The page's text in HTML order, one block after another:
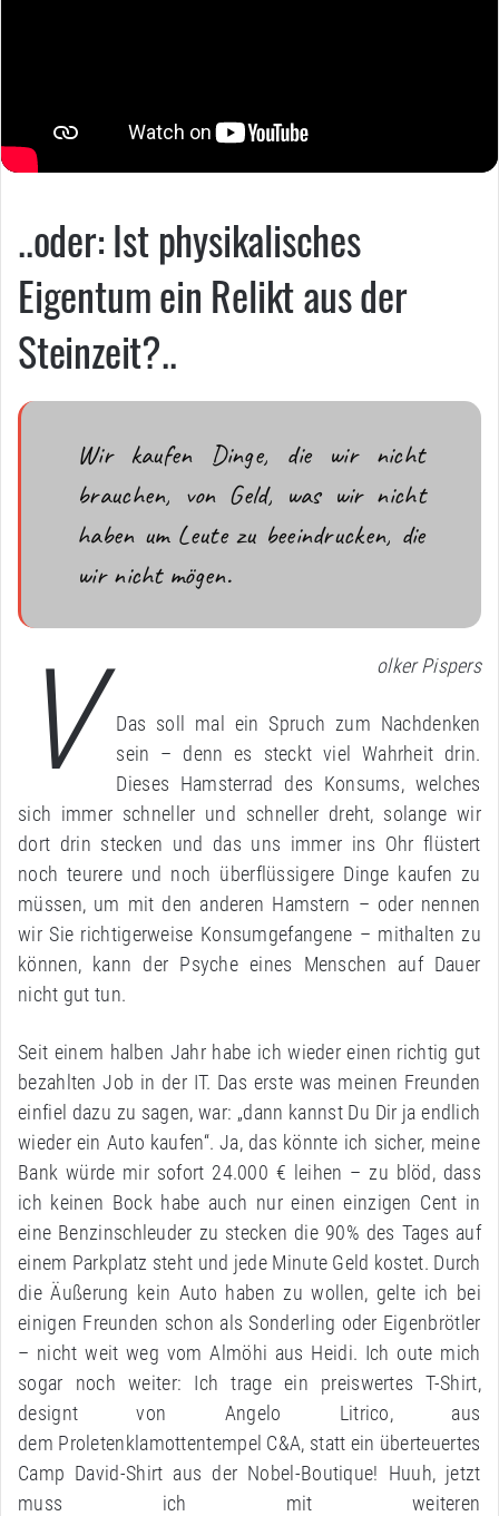
..oder: Ist physikalisches
Eigentum ein Relikt aus der
Steinzeit?..
Wir kaufen Dinge, die wir nicht
brauchen, von Geld, was wir nicht
haben um Leute zu beeindrucken, die
wir nicht mögen.
V olker Pispers
Das soll mal ein Spruch zum Nachdenken
sein – denn es steckt viel Wahrheit drin.
Dieses Hamsterrad des Konsums, welches
sich immer schneller und schneller dreht, solange wir
dort drin stecken und das uns immer ins Ohr flüstert
noch teurere und noch überflüssigere Dinge kaufen zu
müssen, um mit den anderen Hamstern – oder nennen
wir Sie richtigerweise Konsumgefangene – mithalten zu
können, kann der Psyche eines Menschen auf Dauer
nicht gut tun.
Seit einem halben Jahr habe ich wieder einen richtig gut
bezahlten Job in der IT. Das erste was meinen Freunden
einfiel dazu zu sagen, war: „dann kannst Du Dir ja endlich
wieder ein Auto kaufen“. Ja, das könnte ich sicher, meine
Bank würde mir sofort 24.000 € leihen – zu blöd, dass
ich keinen Bock habe auch nur einen einzigen Cent in
eine Benzinschleuder zu stecken die 90% des Tages auf
einem Parkplatz steht und jede Minute Geld kostet. Durch
die Äußerung kein Auto haben zu wollen, gelte ich bei
einigen Freunden schon als Sonderling oder Eigenbrötler
– nicht weit weg vom Almöhi aus Heidi. Ich oute mich
sogar noch weiter: Ich trage ein preiswertes T-Shirt,
designt von Angelo Litrico, aus
dem Proletenklamottentempel C&A, statt ein überteuertes
Camp David-Shirt aus der Nobel-Boutique! Huuh, jetzt
muss ich mit weiteren